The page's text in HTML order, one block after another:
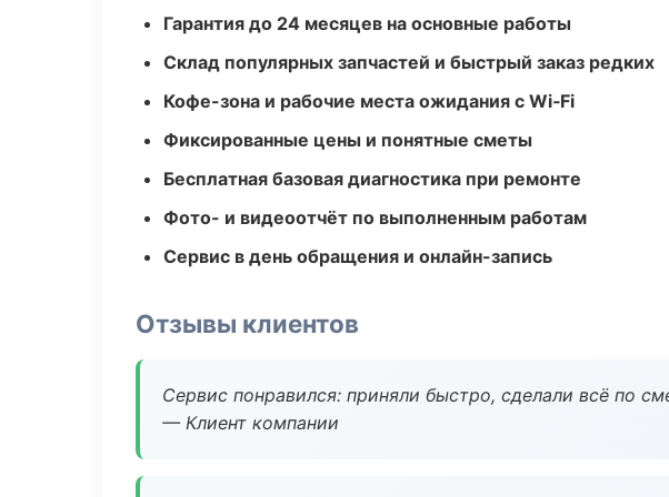
Гарантия до 24 месяцев на основные работы
Склад популярных запчастей и быстрый заказ редких
Кофе-зона и рабочие места ожидания с Wi‑Fi
Фиксированные цены и понятные сметы
Бесплатная базовая диагностика при ремонте
Фото- и видеоотчёт по выполненным работам
Сервис в день обращения и онлайн-запись
Отзывы клиентов
Сервис понравился: приняли быстро, сделали всё по
— Клиент компании